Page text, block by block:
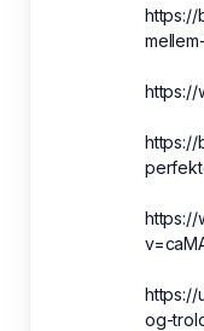
https://
https://
https://
https://
og-